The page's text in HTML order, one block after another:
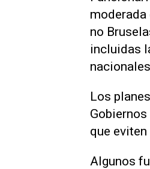
moderada
no
incluidas
Los
que
Algunos